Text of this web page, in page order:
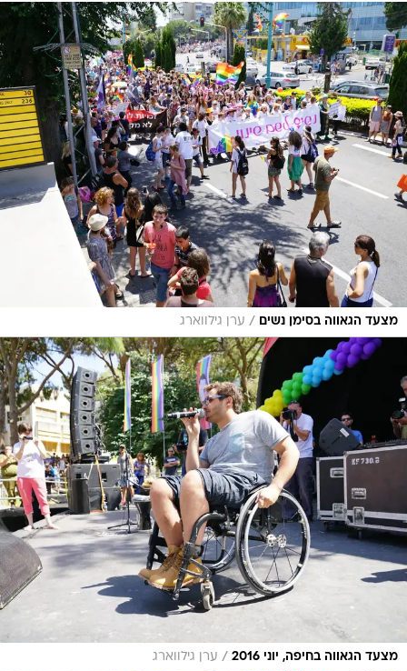
מצעד הגאווה בסימן נשים / ערן גילווארג
מצעד הגאווה בחיפה, יוני 2016 / ערן גילווארג